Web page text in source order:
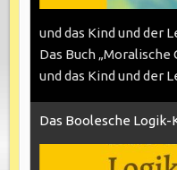
und das Kind und der
Das Buch
und das Kind und der
Das Boolesche Logik-